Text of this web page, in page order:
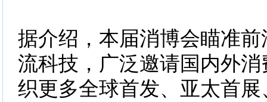
据介绍，本届消博会瞄准
流科技，广泛邀请国内外
织更多全球首发、亚太首